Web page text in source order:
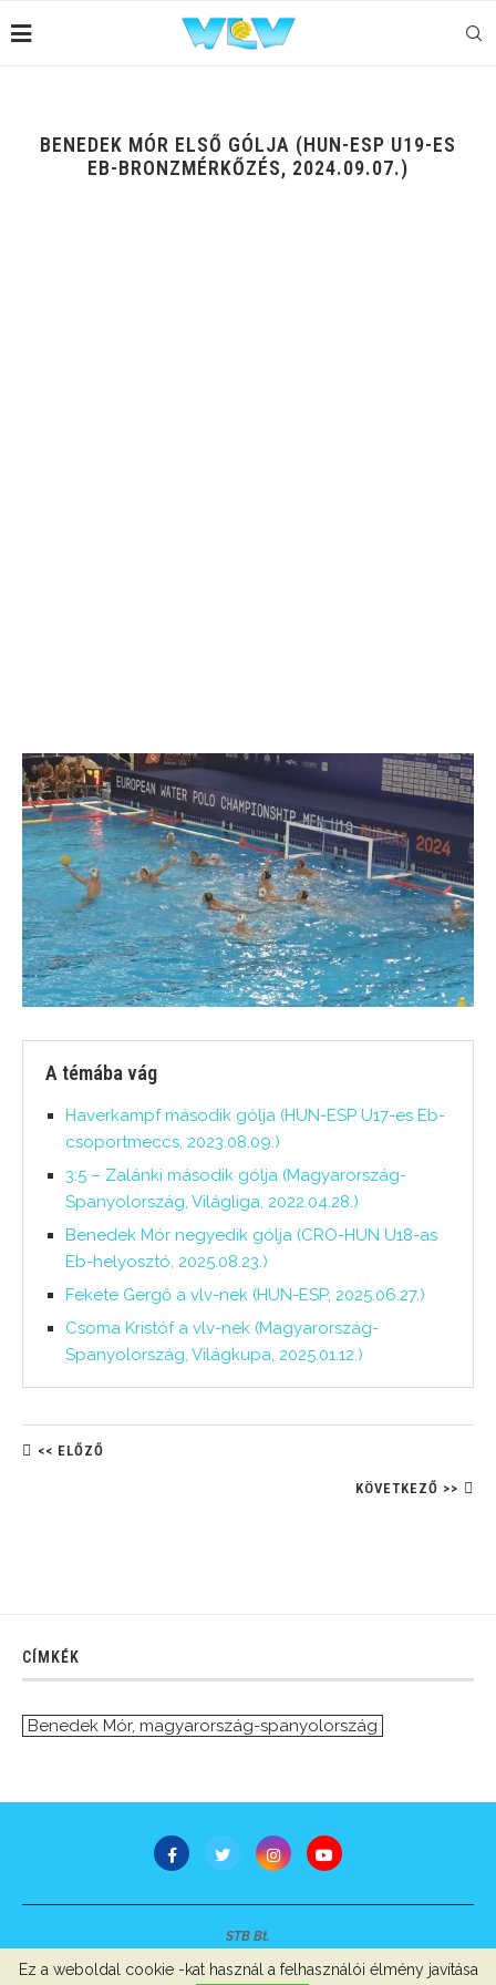
BENEDEK MÓR ELSŐ GÓLJA (HUN-ESP U19-ES
EB-BRONZMÉRKŐZÉS, 2024.09.07.)
A témába vág
Haverkampf második gólja (HUN-ESP U17-es Eb-
csoportmeccs, 2023.08.09.)
3:5 – Zalánki második gólja (Magyarország-
Spanyolország, Világliga, 2022.04.28.)
Benedek Mór negyedik gólja (CRO-HUN U18-as
Eb-helyosztó, 2025.08.23.)
Fekete Gergő a vlv-nek (HUN-ESP, 2025.06.27.)
Csoma Kristóf a vlv-nek (Magyarország-
Spanyolország, Világkupa, 2025.01.12.)
<< ELŐZŐ
KÖVETKEZŐ >>
CÍMKÉK
Benedek Mór, magyarország-spanyolország
STB Bt.
Ez a weboldal cookie -kat használ a felhasználói élmény javítása